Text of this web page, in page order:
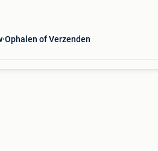
Ophalen of Verzenden